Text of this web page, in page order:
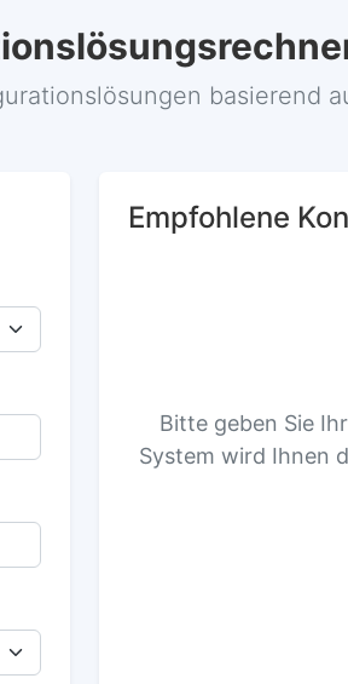
basierend
Empfohlene
Bitte geben Sie
System wird Ihnen